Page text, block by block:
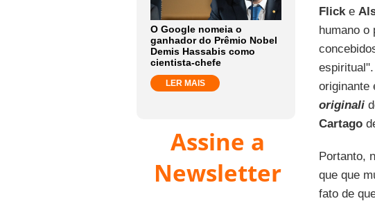
O Google nomeia o
ganhador do Prêmio Nobel
Demis Hassabis como
cientista-chefe
LER MAIS
Assine a
Newsletter
Flicke
humano o
originante
originali
Cartago
Portanto,
que que
fato de